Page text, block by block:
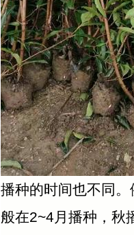
播种的时间也不同
般在2~4月播种，秋